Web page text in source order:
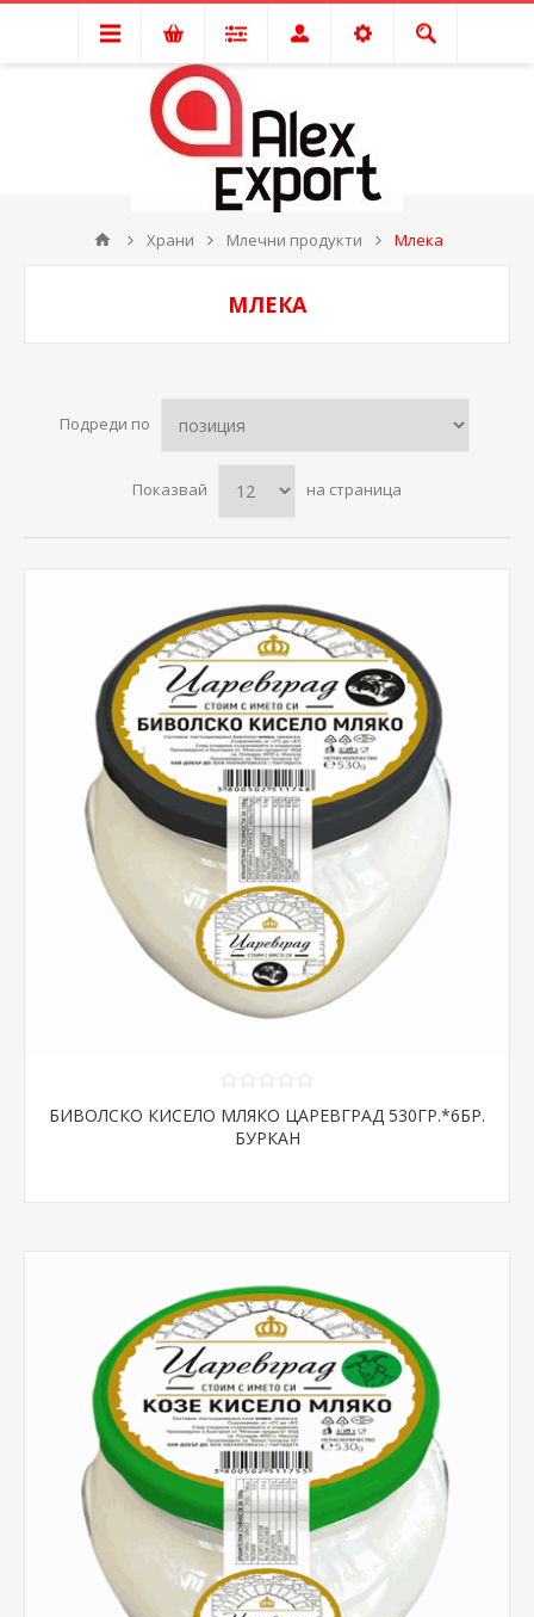
Храни Млечни продукти Млека
МЛЕКА
Подреди по
Показвай на страница
БИВОЛСКО КИСЕЛО МЛЯКО ЦАРЕВГРАД 530ГР.*6БР.
БУРКАН